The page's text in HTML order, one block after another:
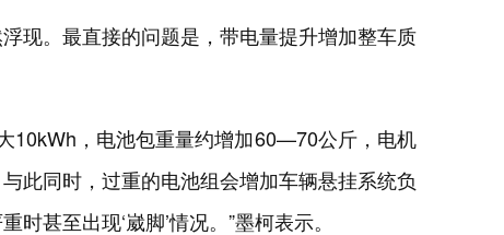
现。最直接的问题是，带电量提升增加整车质
10kWh，电池包重量约增加60—70公斤，电机
此同时，过重的电池组会增加车辆悬挂系统负
甚至出现‘崴脚’情况。”墨柯表示。